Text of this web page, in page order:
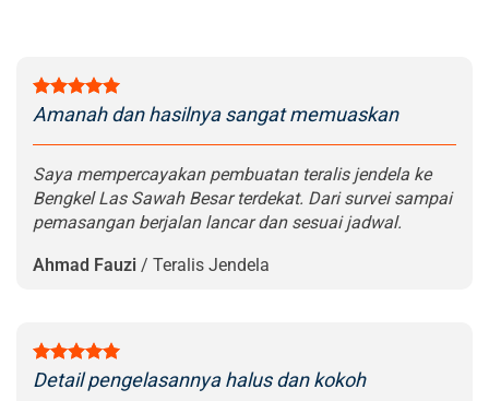
Amanah dan hasilnya sangat memuaskan
Saya mempercayakan pembuatan teralis jendela ke
Bengkel Las Sawah Besar terdekat. Dari survei sampai
pemasangan berjalan lancar dan sesuai jadwal.
Ahmad Fauzi / Teralis Jendela
Detail pengelasannya halus dan kokoh